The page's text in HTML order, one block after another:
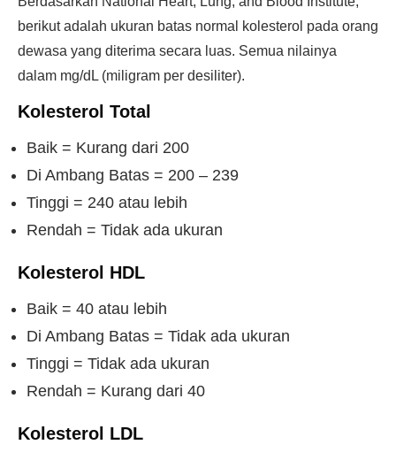
berikut adalah ukuran batas normal kolesterol pada orang
dewasa yang diterima secara luas. Semua nilainya
dalam mg/dL (miligram per desiliter).
Kolesterol Total
Baik = Kurang dari 200
Di Ambang Batas = 200 – 239
Tinggi = 240 atau lebih
Rendah = Tidak ada ukuran
Kolesterol HDL
Baik = 40 atau lebih
Di Ambang Batas = Tidak ada ukuran
Tinggi = Tidak ada ukuran
Rendah = Kurang dari 40
Kolesterol LDL